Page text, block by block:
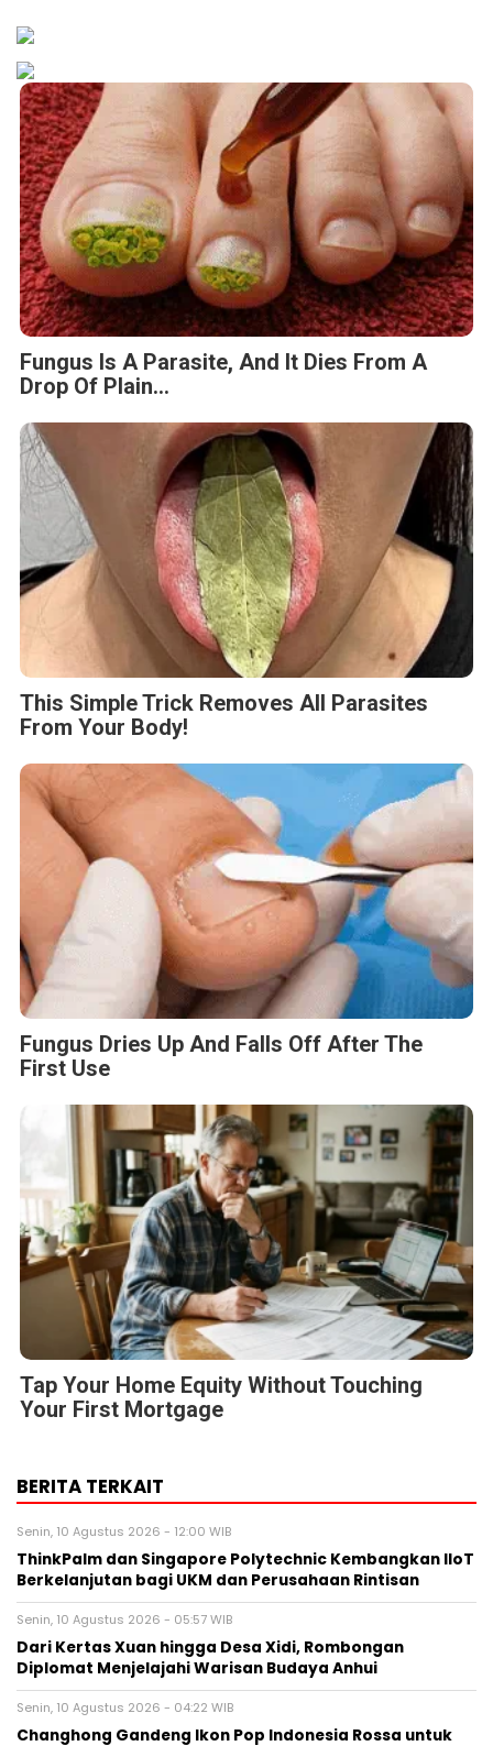
Fungus Is A Parasite, And It Dies From A
Drop Of Plain...
This Simple Trick Removes All Parasites
From Your Body!
Fungus Dries Up And Falls Off After The
First Use
Tap Your Home Equity Without Touching
Your First Mortgage
BERITA TERKAIT
Senin, 10 Agustus 2026 - 12:00 WIB
ThinkPalm dan Singapore Polytechnic Kembangkan IIoT
Berkelanjutan bagi UKM dan Perusahaan Rintisan
Senin, 10 Agustus 2026 - 05:57 WIB
Dari Kertas Xuan hingga Desa Xidi, Rombongan
Diplomat Menjelajahi Warisan Budaya Anhui
Senin, 10 Agustus 2026 - 04:22 WIB
Changhong Gandeng Ikon Pop Indonesia Rossa untuk